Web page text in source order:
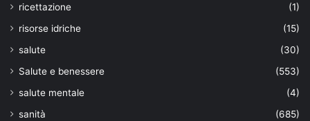
ricettazione
(1)
risorse idriche
(15)
salute
(30)
Salute e benessere
(553)
salute mentale
(4)
sanità
(685)